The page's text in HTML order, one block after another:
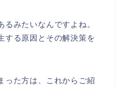
みたいなんですよね。
する原因とその解決策を
った方は、これからご紹